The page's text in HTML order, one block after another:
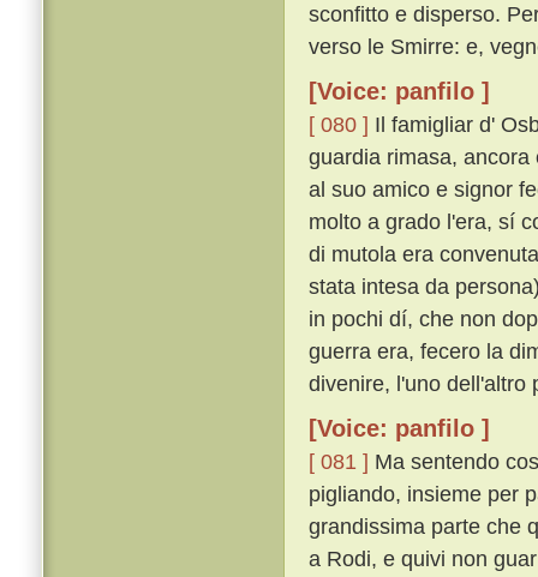
sconfitto e disperso.
verso le Smirre: e,
[Voice: panfilo ]
[ 080 ] Il famigliar d'
guardia rimasa,
al suo amico e signor
molto a grado l'era, sí
di mutola era
stata intesa da
in pochi dí, che non
guerra era, fecero la
divenire, l'uno dell'altro
[Voice: panfilo ]
[ 081 ] Ma sentendo
pigliando, insieme per
grandissima parte che
a Rodi, e quivi non